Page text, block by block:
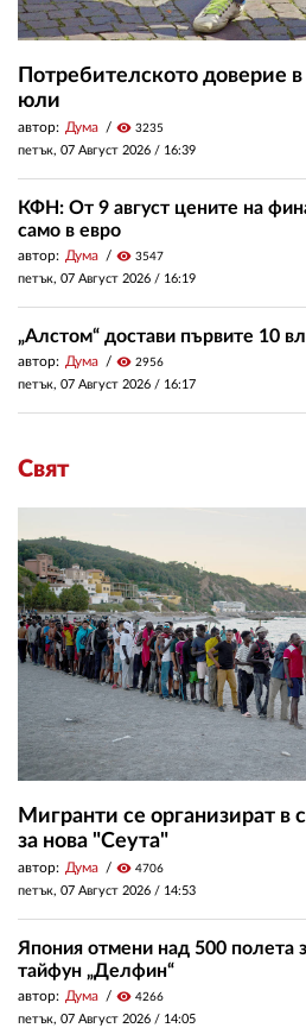
Потребителското доверие
юли
автор: Дума visibility 3235
петък, 07 Август 2026 / 16:39
КФН: От 9 август цените на
само в евро
автор: Дума visibility 3547
петък, 07 Август 2026 / 16:19
„Алстом“ достави първите 10
автор: Дума visibility 2956
петък, 07 Август 2026 / 16:17
Свят
Мигранти се организират
за нова "Сеута"
автор: Дума visibility 4706
петък, 07 Август 2026 / 14:53
Япония отмени над 500 полета
тайфун „Делфин“
автор: Дума visibility 4266
петък, 07 Август 2026 / 14:05